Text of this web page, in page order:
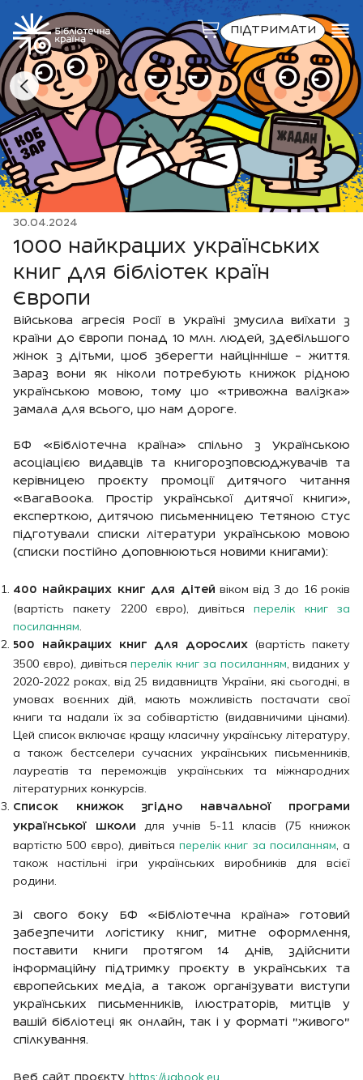
ПІДТРИМАТИ
30.04.2024
1000 найкращих українських
книг для бібліотек країн
Європи
Військова агресія Росії в Україні змусила виїхати з
країни до Європи понад 10 млн. людей, здебільшого
жінок з дітьми, щоб зберегти найцінніше – життя.
Зараз вони як ніколи потребують книжок рідною
українською мовою, тому що «тривожна валізка»
замала для всього, що нам дороге.
БФ «Бібліотечна країна» спільно з Українською
асоціацією видавців та книгорозповсюджувачів та
керівницею проєкту промоції дитячого читання
«BaraBooka. Простір української дитячої книги»,
експерткою, дитячою письменницею Тетяною Стус
підготували списки літератури українською мовою
(списки постійно доповнюються новими книгами):
400 найкращих книг для дітей віком від 3 до 16 років
(вартість пакету 2200 євро), дивітьсяперелік книг за
посиланням.
500 найкращих книг для дорослих (вартість пакету
3500 євро), дивітьсяперелік книг за посиланням, виданих у
2020-2022 роках, від 25 видавництв України, які сьогодні, в
умовах воєнних дій, мають можливість постачати свої
книги та надали їх за собівартістю (видавничими цінами).
Цей список включає кращу класичну українську літературу,
а також бестселери сучасних українських письменників,
лауреатів та переможців українських та міжнародних
літературних конкурсів.
Список книжок згідно навчальної програми
української школи
для учнів 5-11 класів (75 книжок
вартістю 500 євро), дивіться перелік книг за посиланням, а
також настільні ігри українських виробників для всієї
родини.
Зі свого боку БФ «Бібліотечна країна» готовий
забезпечити логістику книг, митне оформлення,
поставити книги протягом 14 днів, здійснити
інформаційну підтримку проєкту в українських та
європейських медіа, а також організувати виступи
українських письменників, ілюстраторів, митців у
вашій бібліотеці як онлайн, так і у форматі "живого"
спілкування.
https://uabook.eu